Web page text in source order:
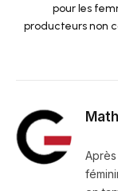
pour les
producteurs non